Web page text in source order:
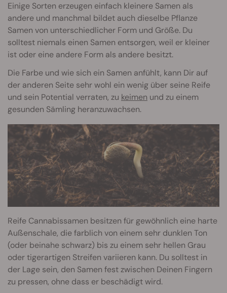
Einige Sorten erzeugen einfach kleinere Samen als
andere und manchmal bildet auch dieselbe Pflanze
Samen von unterschiedlicher Form und Größe. Du
solltest niemals einen Samen entsorgen, weil er kleiner
ist oder eine andere Form als andere besitzt.
Die Farbe und wie sich ein Samen anfühlt, kann Dir auf
der anderen Seite sehr wohl ein wenig über seine Reife
und sein Potential verraten, zu keimen und zu einem
gesunden Sämling heranzuwachsen.
Reife Cannabissamen besitzen für gewöhnlich eine harte
Außenschale, die farblich von einem sehr dunklen Ton
(oder beinahe schwarz) bis zu einem sehr hellen Grau
oder tigerartigen Streifen variieren kann. Du solltest in
der Lage sein, den Samen fest zwischen Deinen Fingern
zu pressen, ohne dass er beschädigt wird.